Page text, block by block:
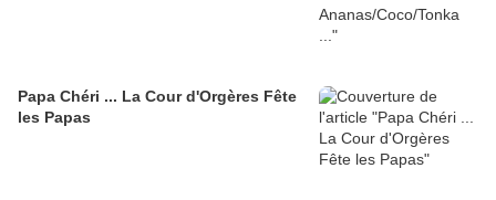
Papa Chéri ... La Cour d'Orgères Fête
les Papas